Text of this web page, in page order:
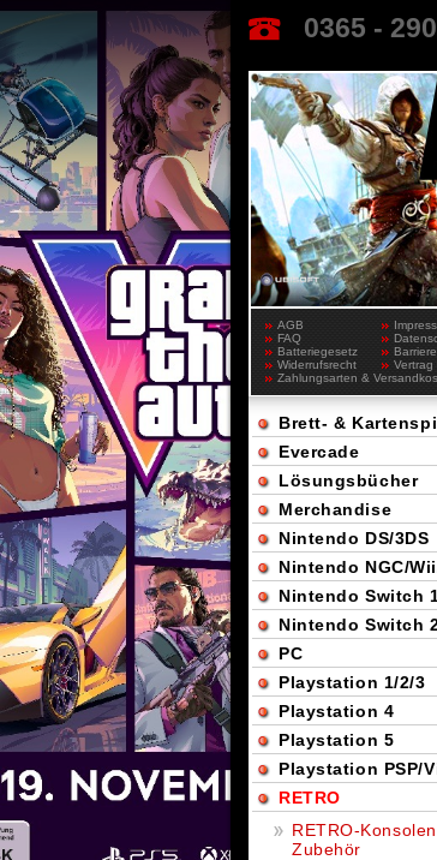
0365 -
AGB
FAQ
Batteriegesetz
Widerrufsrecht
Vertrag
Zahlungsarten &
Brett- &
Evercade
Lösungsbücher
Merchandise
Nintendo DS/3DS
Nintendo NGC/
Nintendo Switch
Nintendo Switch
PC
Playstation 1/2/3
Playstation 4
Playstation 5
Playstation PSP/
RETRO
RETRO-
Zubehör